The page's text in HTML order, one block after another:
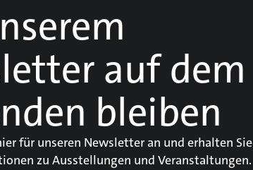
auf dem
bleiben
für unseren Newsletter an und erhalten Sie
zu Ausstellungen und Veranstaltungen.